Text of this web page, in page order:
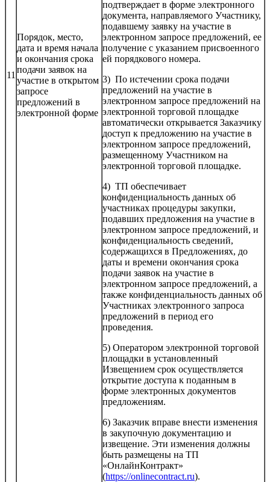
11
Порядок, место,
дата и время начала
и окончания срока
подачи заявок на
участие в открытом
запросе
предложений в
электронной форме
подтверждает в форме электронного
документа, направляемого Участнику,
подавшему заявку на участие в
электронном запросе предложений, ее
получение с указанием присвоенного
ей порядкового номера.
3) По истечении срока подачи
предложений на участие в
электронном запросе предложений на
электронной торговой площадке
автоматически открывается Заказчику
доступ к предложению на участие в
электронном запросе предложений,
размещенному Участником на
электронной торговой площадке.
4) ТП обеспечивает
конфиденциальность данных об
участниках процедуры закупки,
подавших предложения на участие в
электронном запросе предложений, и
конфиденциальность сведений,
содержащихся в Предложениях, до
даты и времени окончания срока
подачи заявок на участие в
электронном запросе предложений, а
также конфиденциальность данных об
Участниках электронного запроса
предложений в период его
проведения.
5) Оператором электронной торговой
площадки в установленный
Извещением срок осуществляется
открытие доступа к поданным в
форме электронных документов
предложениям.
6) Заказчик вправе внести изменения
в закупочную документацию и
извещение. Эти изменения должны
быть размещены на ТП
«ОнлайнКонтракт»
(https://onlinecontract.ru).